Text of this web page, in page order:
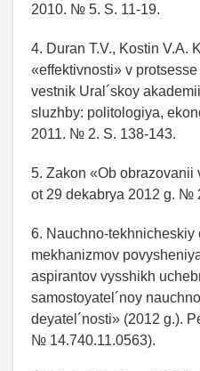
2010. № 5. S. 11-19.
4. Duran T.V., Kostin V.A.
«effektivnosti» v
vestnik Ural´skoy
sluzhby: politologiya,
2011. № 2. S. 138-143.
5. Zakon «Ob
ot 29 dekabrya 2012 g. №
6. Nauchno-tekhnicheskiy
mekhanizmov
aspirantov vysshikh
samostoyatel´noy
deyatel´nosti» (2012 g.).
№ 14.740.11.0563).